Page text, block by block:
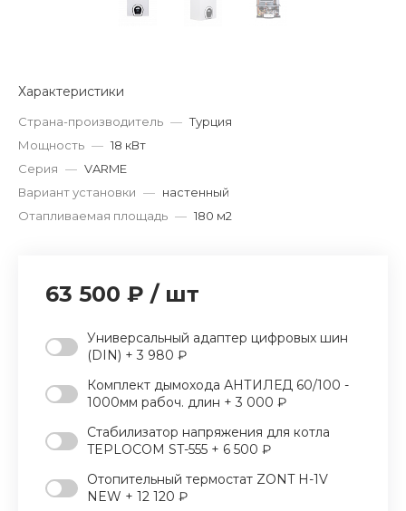
Характеристики
Страна-производитель — Турция
Мощность — 18 кВт
Серия — VARME
Вариант установки — настенный
Отапливаемая площадь — 180 м2
63 500 ₽ / шт
Универсальный адаптер цифровых шин
(DIN) + 3 980 ₽
Комплект дымохода АНТИЛЕД 60/100 -
1000мм рабоч. длин + 3 000 ₽
Стабилизатор напряжения для котла
TEPLOCOM ST-555 + 6 500 ₽
Отопительный термостат ZONT H-1V
NEW + 12 120 ₽